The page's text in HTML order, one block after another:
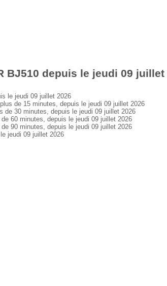
BJ510 depuis le jeudi 09 juillet
le jeudi 09 juillet 2026
de 15 minutes, depuis le jeudi 09 juillet 2026
de 30 minutes, depuis le jeudi 09 juillet 2026
60 minutes, depuis le jeudi 09 juillet 2026
90 minutes, depuis le jeudi 09 juillet 2026
jeudi 09 juillet 2026